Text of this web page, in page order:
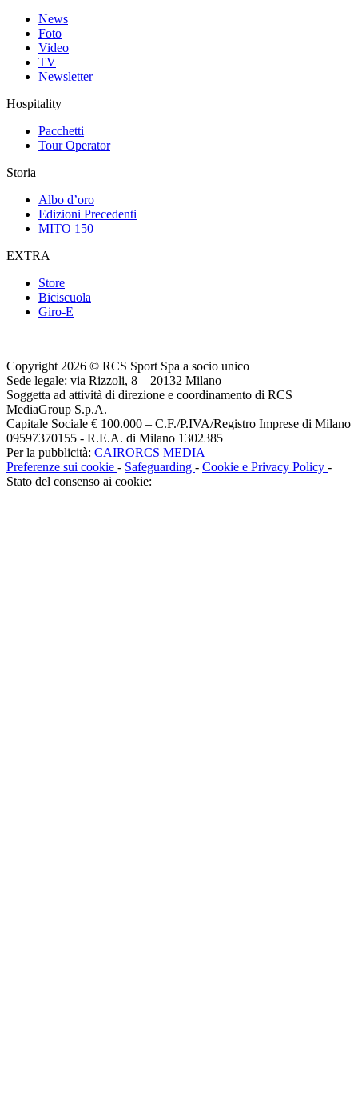
News
Foto
Video
TV
Newsletter
Hospitality
Pacchetti
Tour Operator
Storia
Albo d’oro
Edizioni Precedenti
MITO 150
EXTRA
Store
Biciscuola
Giro-E
Copyright 2026 © RCS Sport Spa a socio unico
Sede legale: via Rizzoli, 8 – 20132 Milano
Soggetta ad attività di direzione e coordinamento di RCS
MediaGroup S.p.A.
Capitale Sociale € 100.000 – C.F./P.IVA/Registro Imprese di Milano
09597370155 - R.E.A. di Milano 1302385
Per la pubblicità: CAIRORCS MEDIA
Preferenze sui cookie - Safeguarding - Cookie e Privacy Policy -
Stato del consenso ai cookie: